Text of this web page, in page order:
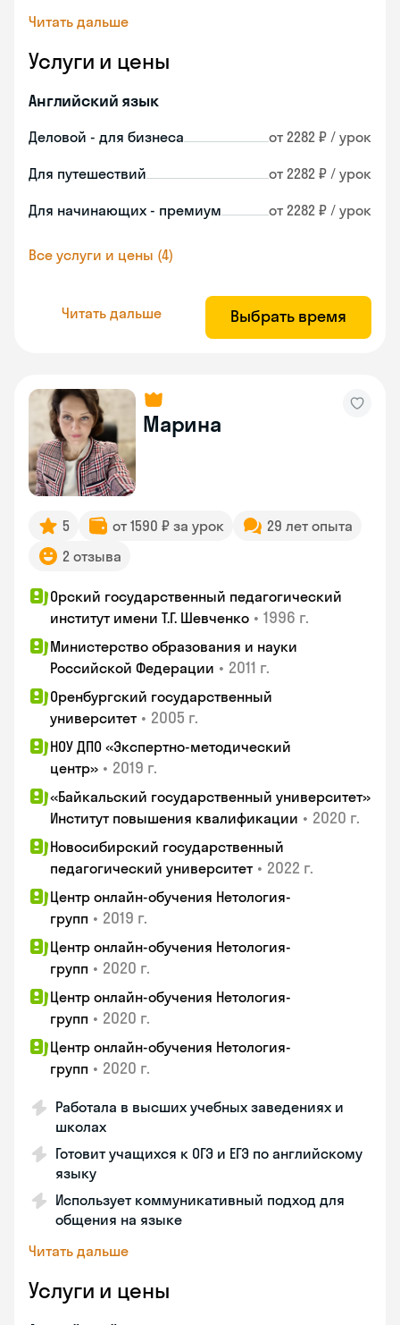
Читать дальше
Услуги и цены
Английский язык
Деловой - для бизнеса от 2282 ₽ / урок
Для путешествий от 2282 ₽ / урок
Для начинающих - премиум от 2282 ₽ / урок
Все услуги и цены (4)
Читать дальше Выбрать время
Марина
5 от 1590 ₽ за урок
29 лет опыта
2 отзыва
Орский государственный педагогический
институт имени Т.Г. Шевченко • 1996 г.
Министерство образования и науки
Российской Федерации • 2011 г.
Оренбургский государственный
университет • 2005 г.
НОУ ДПО «Экспертно-методический
центр» • 2019 г.
«Байкальский государственный университет»
Институт повышения квалификации • 2020 г.
Новосибирский государственный
педагогический университет • 2022 г.
Центр онлайн-обучения Нетология-
групп • 2019 г.
Центр онлайн-обучения Нетология-
групп • 2020 г.
Центр онлайн-обучения Нетология-
групп • 2020 г.
Центр онлайн-обучения Нетология-
групп • 2020 г.
Работала в высших учебных заведениях и
школах
Готовит учащихся к ОГЭ и ЕГЭ по английскому
языку
Использует коммуникативный подход для
общения на языке
Читать дальше
Услуги и цены